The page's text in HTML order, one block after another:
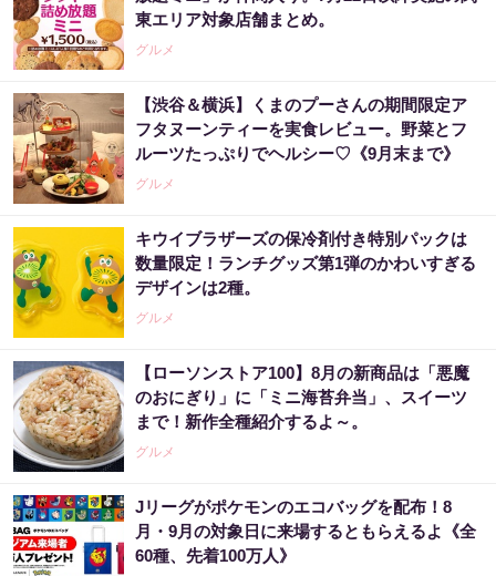
東エリア対象店舗まとめ。
グルメ
【渋谷＆横浜】くまのプーさんの期間限定ア
フタヌーンティーを実食レビュー。野菜とフ
ルーツたっぷりでヘルシー♡《9月末まで》
グルメ
キウイブラザーズの保冷剤付き特別パックは
数量限定！ランチグッズ第1弾のかわいすぎる
デザインは2種。
グルメ
【ローソンストア100】8月の新商品は「悪魔
のおにぎり」に「ミニ海苔弁当」、スイーツ
まで！新作全種紹介するよ～。
グルメ
Jリーグがポケモンのエコバッグを配布！8
月・9月の対象日に来場するともらえるよ《全
60種、先着100万人》